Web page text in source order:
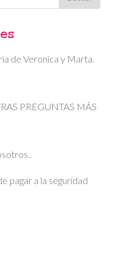
de Veronica y Marta.
PREGUNTAS MÁS
pagar a la seguridad